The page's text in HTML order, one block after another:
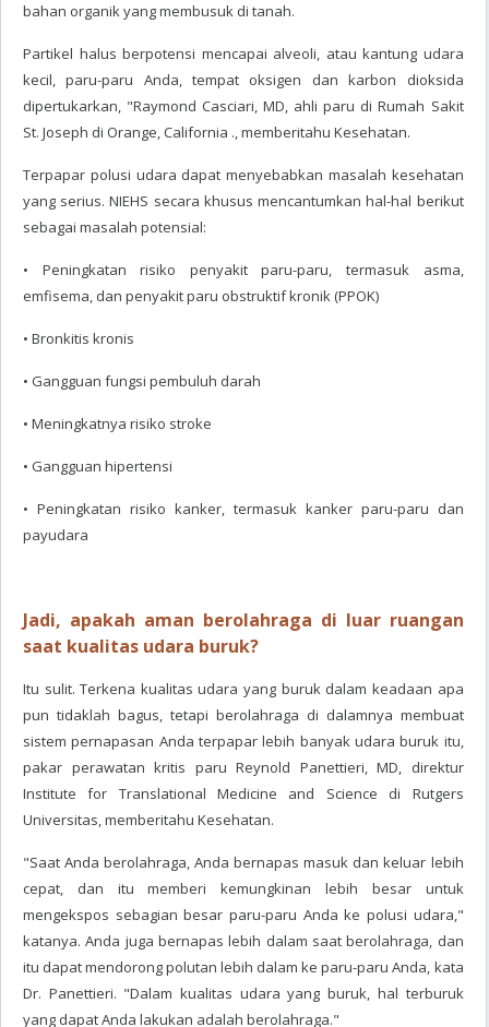
bahan organik yang membusuk di tanah.
Partikel halus berpotensi mencapai alveoli, atau kantung udara
kecil, paru-paru Anda, tempat oksigen dan karbon dioksida
dipertukarkan, "Raymond Casciari, MD, ahli paru di Rumah Sakit
St. Joseph di Orange, California ., memberitahu Kesehatan.
Terpapar polusi udara dapat menyebabkan masalah kesehatan
yang serius. NIEHS secara khusus mencantumkan hal-hal berikut
sebagai masalah potensial:
• Peningkatan risiko penyakit paru-paru, termasuk asma,
emfisema, dan penyakit paru obstruktif kronik (PPOK)
• Bronkitis kronis
• Gangguan fungsi pembuluh darah
• Meningkatnya risiko stroke
• Gangguan hipertensi
• Peningkatan risiko kanker, termasuk kanker paru-paru dan
payudara
Jadi, apakah aman berolahraga di luar ruangan
saat kualitas udara buruk?
Itu sulit. Terkena kualitas udara yang buruk dalam keadaan apa
pun tidaklah bagus, tetapi berolahraga di dalamnya membuat
sistem pernapasan Anda terpapar lebih banyak udara buruk itu,
pakar perawatan kritis paru Reynold Panettieri, MD, direktur
Institute for Translational Medicine and Science di Rutgers
Universitas, memberitahu Kesehatan.
"Saat Anda berolahraga, Anda bernapas masuk dan keluar lebih
cepat, dan itu memberi kemungkinan lebih besar untuk
mengekspos sebagian besar paru-paru Anda ke polusi udara,"
katanya. Anda juga bernapas lebih dalam saat berolahraga, dan
itu dapat mendorong polutan lebih dalam ke paru-paru Anda, kata
Dr. Panettieri. "Dalam kualitas udara yang buruk, hal terburuk
yang dapat Anda lakukan adalah berolahraga."